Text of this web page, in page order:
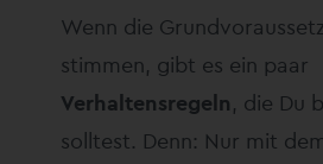
Wenn die
stimmen, gibt es ein paar
Verhaltensregeln, die Du
solltest. Denn: Nur mit